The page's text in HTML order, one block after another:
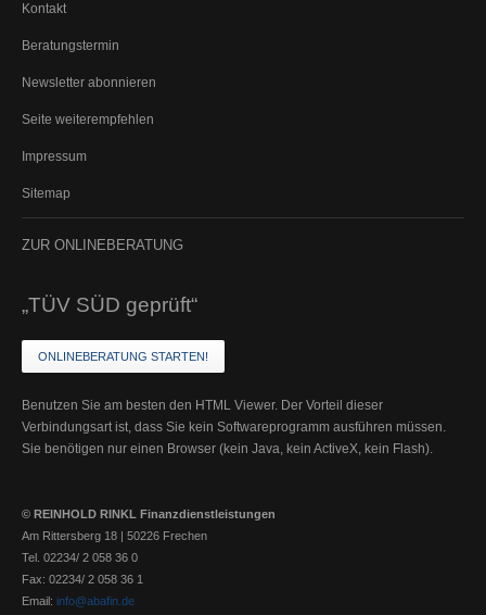
Kontakt
Beratungstermin
Newsletter abonnieren
Seite weiterempfehlen
Impressum
Sitemap
ZUR ONLINEBERATUNG
„TÜV SÜD geprüft“
ONLINEBERATUNG STARTEN!
Benutzen Sie am besten den HTML Viewer. Der Vorteil dieser
Verbindungsart ist, dass Sie kein Softwareprogramm ausführen müssen.
Sie benötigen nur einen Browser (kein Java, kein ActiveX, kein Flash).
© REINHOLD RINKL Finanzdienstleistungen
Am Rittersberg 18 | 50226 Frechen
Tel. 02234/ 2 058 36 0
Fax: 02234/ 2 058 36 1
Email: info@abafin.de